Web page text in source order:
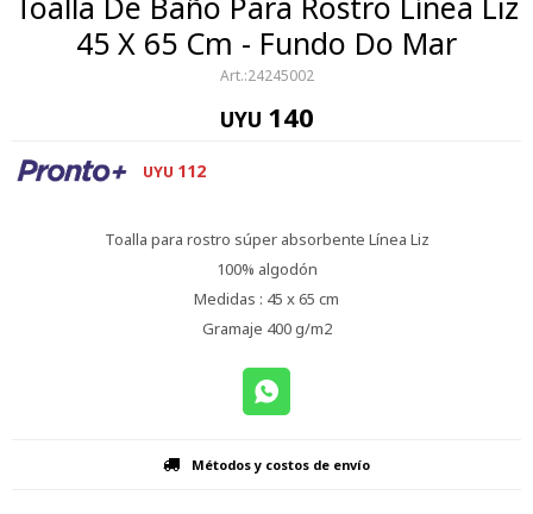
45 X 65 Cm - Fundo Do Mar
24245002
UYU 140
UYU 112
Toalla para rostro súper absorbente Línea Liz
100% algodón
Medidas : 45 x 65 cm
Gramaje 400 g/m2
Métodos y costos de envío